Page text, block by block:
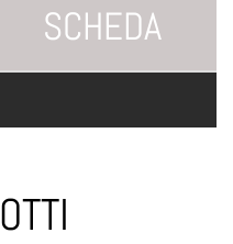
SCHEDA
TECNICA